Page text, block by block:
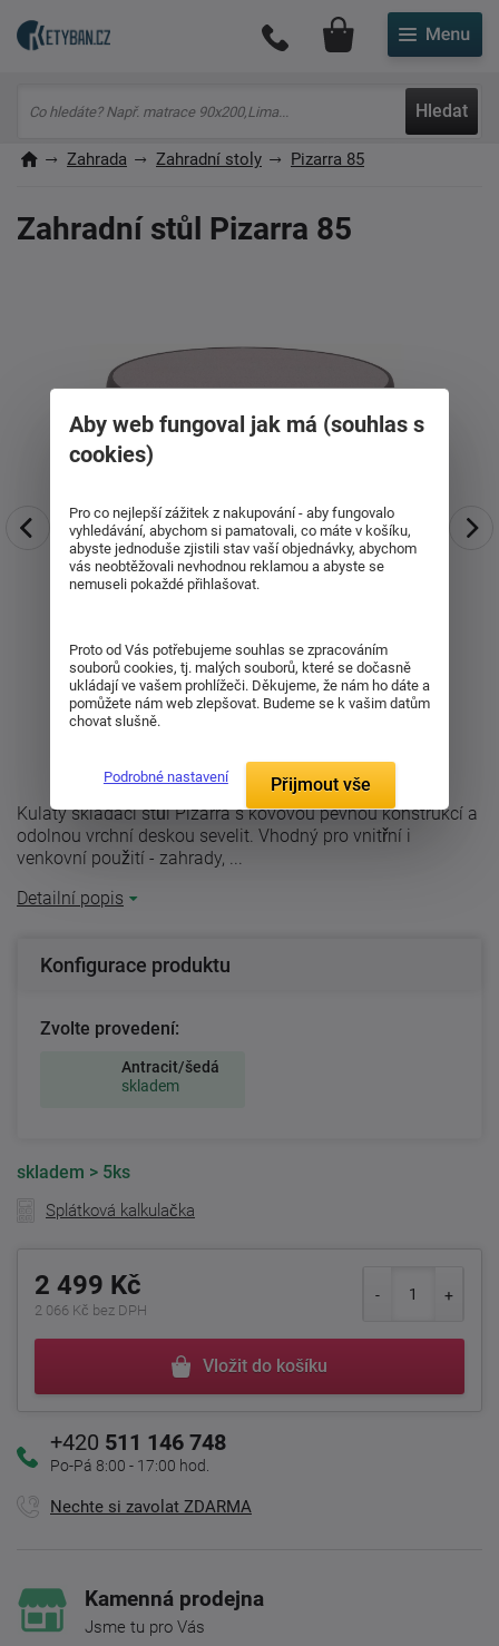
Hledat
Můj účet
Zahrada Zahradní stoly Pizarra 85
Zahradní stůl Pizarra 85
Kulatý skládací stůl Pizarra s kovovou pevnou konstrukcí a
odolnou vrchní deskou sevelit. Vhodný pro vnitřní i
venkovní použití - zahrady, ...
Detailní popis
Konfigurace produktu
Zvolte provedení:
Antracit/šedá
skladem
skladem > 5ks
Splátková kalkulačka
2 499 Kč
2 066 Kč bez DPH
Vložit do košíku
+420 511 146 748
Po-Pá 8:00 - 17:00 hod.
Nechte si zavolat ZDARMA
Kamenná prodejna
Jsme tu pro Vás
Aby web fungoval jak má (souhlas s
cookies)
Pro co nejlepší zážitek z nakupování - aby fungovalo
vyhledávání, abychom si pamatovali, co máte v košíku,
abyste jednoduše zjistili stav vaší objednávky, abychom
vás neobtěžovali nevhodnou reklamou a abyste se
nemuseli pokaždé přihlašovat.
Proto od Vás potřebujeme souhlas se zpracováním
souborů cookies, tj. malých souborů, které se dočasně
ukládají ve vašem prohlížeči. Děkujeme, že nám ho dáte a
pomůžete nám web zlepšovat. Budeme se k vašim datům
chovat slušně.
Podrobné nastavení Přijmout vše